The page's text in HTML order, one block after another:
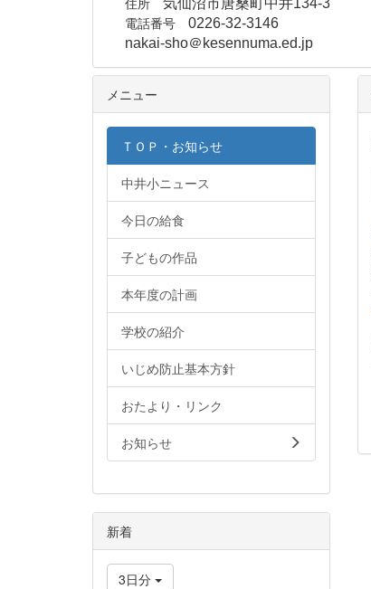
気仙沼市唐桑町中井134-3
電話番号 0226-32-3146
nakai-sho＠kesennuma.ed.jp
メニュー
ＴＯＰ・お知らせ
中井小ニュース
今日の給食
子どもの作品
本年度の計画
学校の紹介
いじめ防止基本方針
おたより・リンク
お知らせ
新着
3日分